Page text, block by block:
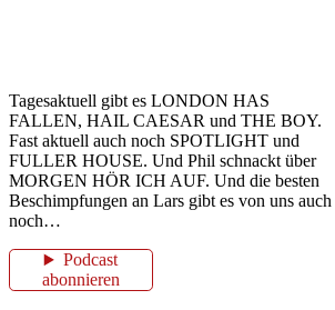
Tagesaktuell gibt es LONDON HAS
FALLEN, HAIL CAESAR und THE BOY.
Fast aktuell auch noch SPOTLIGHT und
FULLER HOUSE. Und Phil schnackt über
MORGEN HÖR ICH AUF. Und die besten
Beschimpfungen an Lars gibt es von uns auch
noch…
Podcast
abonnieren